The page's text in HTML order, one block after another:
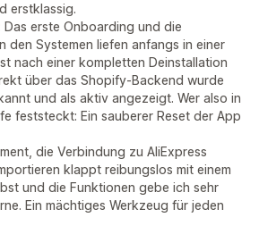
erstklassig.
Das erste Onboarding und die
den Systemen liefen anfangs in einer
nach einer kompletten Deinstallation
über das Shopify-Backend wurde
und als aktiv angezeigt. Wer also in
feststeckt: Ein sauberer Reset der App
die Verbindung zu AliExpress
klappt reibungslos mit einem
und die Funktionen gebe ich sehr
Ein mächtiges Werkzeug für jeden